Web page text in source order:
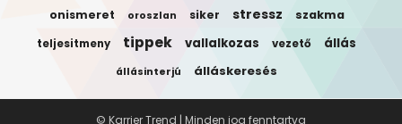
onismeret oroszlan siker stressz szakma
teljesitmeny tippek vallalkozas vezető állás
állásinterjú álláskeresés
© Karrier Trend | Minden jog fenntartva